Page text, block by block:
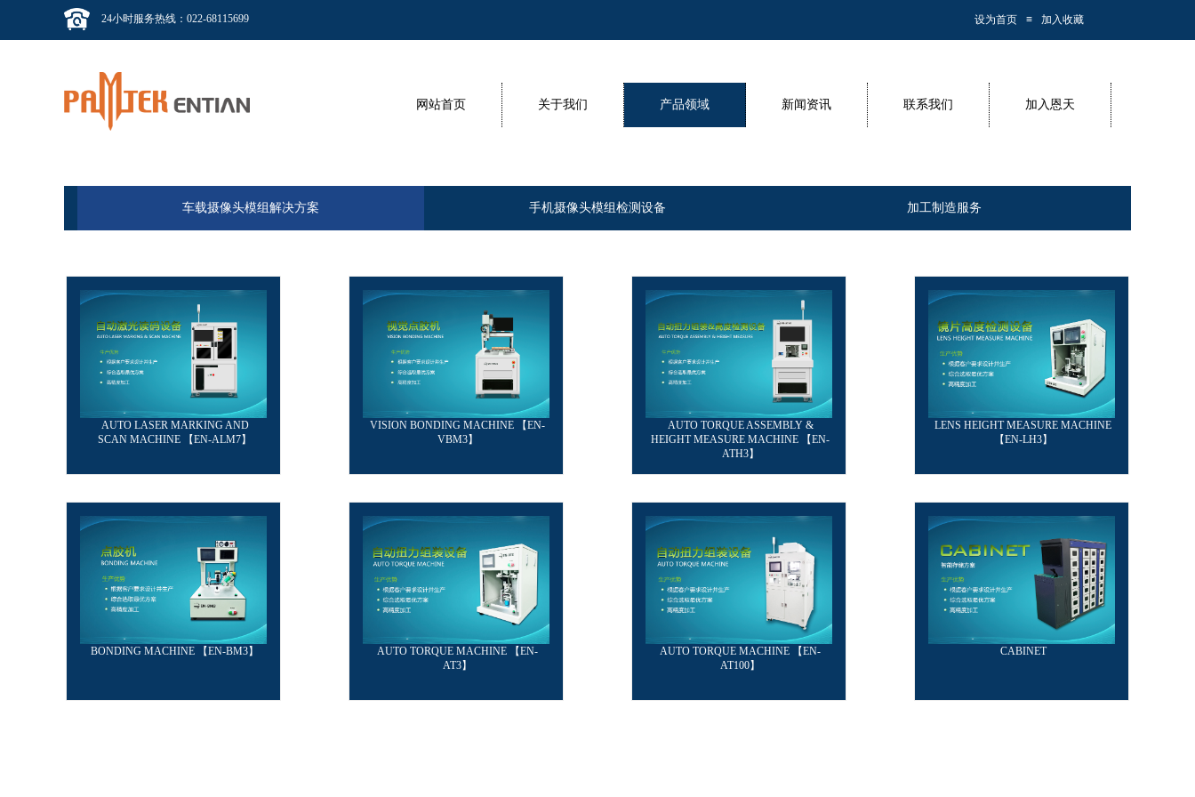
设为首页 ≡ 加入收藏
24小时服务热线：022-68115699
网站首页 关于我们 产品领域 新闻资讯 联系我们 加入恩天
车载摄像头模组解决方案 手机摄像头模组检测设备 加工制造服务
AUTO LASER MARKING AND
SCAN MACHINE 【EN-ALM7】
VISION BONDING MACHINE 【EN-
VBM3】
AUTO TORQUE ASSEMBLY &
HEIGHT MEASURE MACHINE 【EN-
ATH3】
LENS HEIGHT MEASURE MACHINE
【EN-LH3】
BONDING MACHINE 【EN-BM3】
AUTO TORQUE MACHINE 【EN-
AT3】
AUTO TORQUE MACHINE 【EN-
AT100】
CABINET